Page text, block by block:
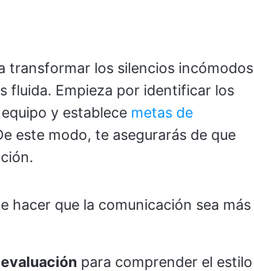
transformar los silencios incómodos
fluida. Empieza por identificar los
y establece metas de
este modo, te asegurarás de que
hacer que la comunicación sea más
evaluación para comprender el estilo